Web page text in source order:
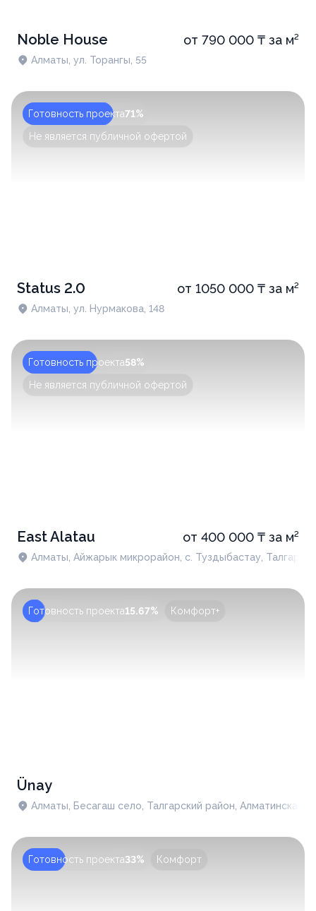
Noble House от 790 000 ₸ за м²
Алматы, ул. Торангы, 55
Готовность проекта71%
Не является публичной офертой
Status 2.0 от 1050 000 ₸ за м²
Алматы, ул. Нурмакова, 148
Готовность проекта58%
Не является публичной офертой
East Alatau от 400 000 ₸ за м²
Алматы, Айжарык микрорайон​, с. Туздыбастау,
Готовность проекта15.67% Комфорт+
Ünay
Алматы, Бесагаш село, ​Талгарский район, Алматинская
Готовность проекта33% Комфорт